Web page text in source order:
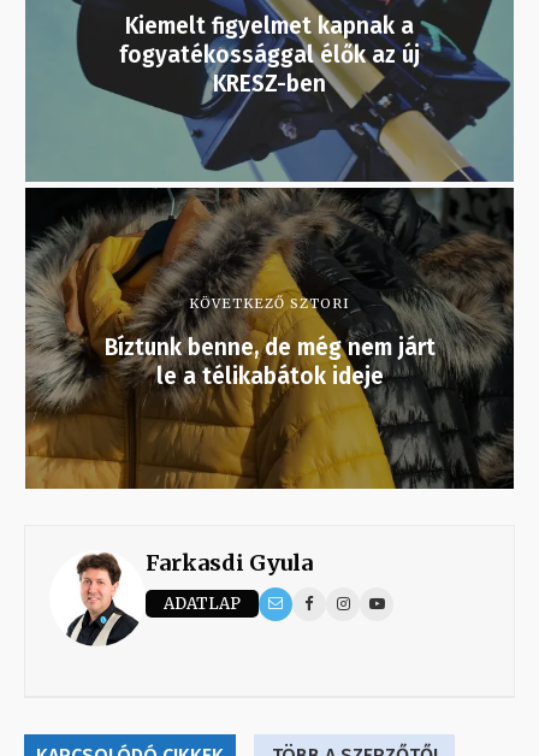
Kiemelt figyelmet kapnak a
fogyatékossággal élők az új
KRESZ-ben
KÖVETKEZŐ SZTORI
Bíztunk benne, de még nem járt
le a télikabátok ideje
Farkasdi Gyula
ADATLAP